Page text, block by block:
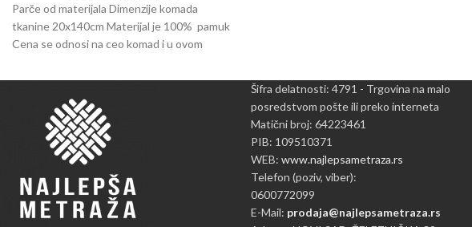
Parče od materijala Dimenzije komada
tkanine 20x140cm Materijal je 100% pamuk
Cena se odnosi na ceo komad i u ovom
Šifra delatnosti: 4791 - Trgovina na malo
posredstvom pošte ili preko interneta
Matični broj: 64223461
PIB: 109510371
WEB: www.najlepsametraza.rs
Telefon (poziv, viber):
0600772099
E-Mail: prodaja@najlepsametraza.rs